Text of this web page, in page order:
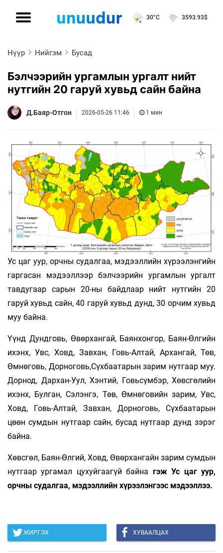
30°C 3593.93$
Нүүр Нийгэм Бусад
Бэлчээрийн ургамлын ургалт нийт
нутгийн 20 гаруй хувьд сайн байна
Д.Баяр-Отгон 2026-05-26 11:46 1 мин
Ус цаг уур, орчны судалгаа, мэдээллийн хүрээлэнгийн
гаргасан мэдээллээр бэлчээрийн ургамлын ургалт
тавдугаар сарын 20-ны байдлаар нийт нутгийн 20
гаруй хувьд сайн, 40 гаруй хувьд дунд, 30 орчим хувьд
муу байна.
Үүнд Дундговь, Өвөрхангай, Баянхонгор, Баян-Өлгийн
ихэнх, Увс, Ховд, Завхан, Говь-Алтай, Архангай, Төв,
Өмнөговь, Дорноговь,Сүхбаатарын зарим нутгаар муу.
Дорнод, Дархан-Уул, Хэнтий, Говьсүмбэр, Хөвсгөлийн
ихэнх, Булган, Сэлэнгэ, Төв, Өмнөговийн зарим, Увс,
Ховд, Говь-Алтай, Завхан, Дорноговь, Сүхбаатарын
цөөн сумдын нутгаар сайн, бусад нутгаар дунд зэрэг
байна.
Хөвсгөл, Баян-Өлгий, Ховд, Өвөрхангайн зарим сумдын
нутгаар ургамал цухуйгаагүй байна гэж Ус цаг уур,
орчны судалгаа, мэдээллийн хүрээлэнгээс мэдээллээ.
ЖИРГЭХ ХУВААЛЦАХ